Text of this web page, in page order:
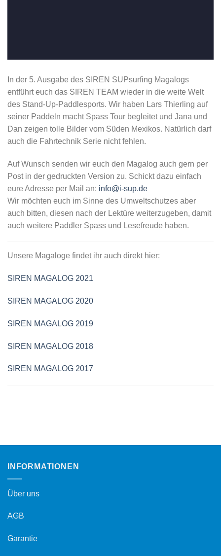
In der 5. Ausgabe des SIREN SUPsurfing Magalogs
entführt euch das SIREN TEAM wieder in die weite Welt
des Stand-Up-Paddlesports. Wir haben Lars Thierling auf
seiner Paddeln macht Spass Tour begleitet und Jana und
Dan zeigen tolle Bilder vom Süden Mexikos. Natürlich darf
auch die Fahrtechnik Serie nicht fehlen.
Auf Wunsch senden wir euch den Magalog auch gern per
Post in der gedruckten Version zu. Schickt dazu einfach
eure Adresse per Mail an: info@i-sup.de
Wir möchten euch im Sinne des Umweltschutzes aber
auch bitten, diesen nach der Lektüre weiterzugeben, damit
auch weitere Paddler Spass und Lesefreude haben.
Unsere Magaloge findet ihr auch direkt hier:
SIREN MAGALOG 2021
SIREN MAGALOG 2020
SIREN MAGALOG 2019
SIREN MAGALOG 2018
SIREN MAGALOG 2017
INFORMATIONEN
Über uns
AGB
Garantie